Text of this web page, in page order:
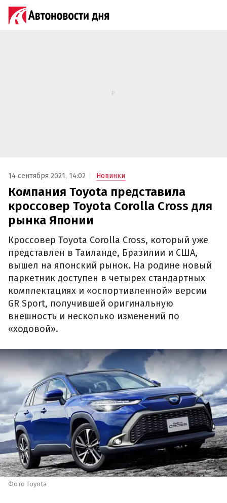
14 сентября 2021, 14:02 Новинки
Компания Toyota представила
кроссовер Toyota Corolla Cross для
рынка Японии
Кроссовер Toyota Corolla Cross, который уже
представлен в Таиланде, Бразилии и США,
вышел на японский рынок. На родине новый
паркетник доступен в четырех стандартных
комплектациях и «оспортивленной» версии
GR Sport, получившей оригинальную
внешность и несколько изменений по
«ходовой».
Фото Toyota